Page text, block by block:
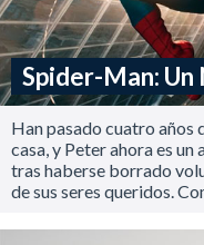
Spider-Man: Un
Han pasado cuatro años
casa, y Peter ahora es
tras haberse borrado
de sus seres queridos.